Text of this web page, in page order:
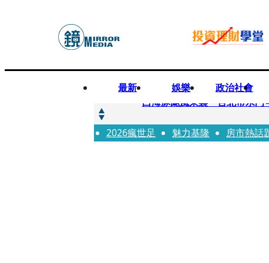
最新 娛樂 政治社會
快訊
白海豚颱風來襲 台北市水門
快訊
AKIRA台北唱到一半突收兒
2026瘋世足 魅力基隆 房市熱話